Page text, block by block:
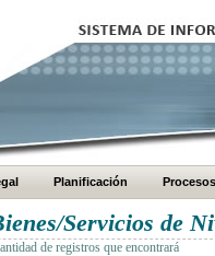
Planificación Procesos
Servicios de
de registros que encontrará